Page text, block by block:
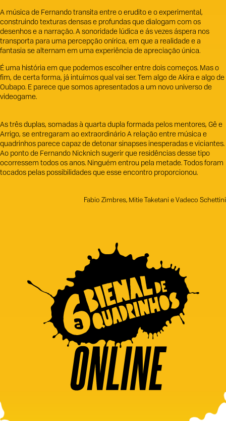
A música de Fernando transita entre o erudito e o experimental,
construindo texturas densas e profundas que dialogam com os
desenhos e a narração. A sonoridade lúdica e ás vezes áspera nos
transporta para uma percepção onírica, em que a realidade e a
fantasia se alternam em uma experiência de apreciação única.
É uma história em que podemos escolher entre dois começos. Mas o
fim, de certa forma, já intuímos qual vai ser. Tem algo de Akira e algo de
Oubapo. E parece que somos apresentados a um novo universo de
videogame.
As três duplas, somadas à quarta dupla formada pelos mentores, Gê e
Arrigo, se entregaram ao extraordinário A relação entre música e
quadrinhos parece capaz de detonar sinapses inesperadas e viciantes.
Ao ponto de Fernando Nicknich sugerir que residências desse tipo
ocorressem todos os anos. Ninguém entrou pela metade. Todos foram
tocados pelas possibilidades que esse encontro proporcionou.
Fabio Zimbres, Mitie Taketani e Vadeco Schettini